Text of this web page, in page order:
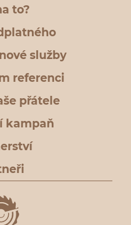
to?
služby
referenci
přátele
kampaň